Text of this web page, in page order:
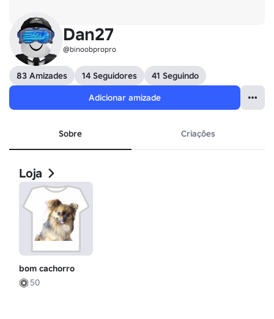
Dan27
@binoobpropro
83 Amizades 14 Seguidores
41 Seguindo
Adicionar amizade
Sobre Criações
Loja
bom cachorro
50